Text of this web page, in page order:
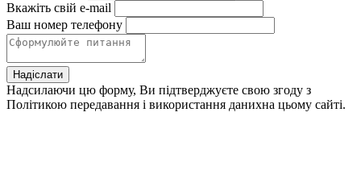
Вкажіть свій e-mail
Ваш номер телефону
Надіслати
Надсилаючи цю форму, Ви підтверджуєте свою згоду з
Політикою передавання і використання данихна цьому сайті.